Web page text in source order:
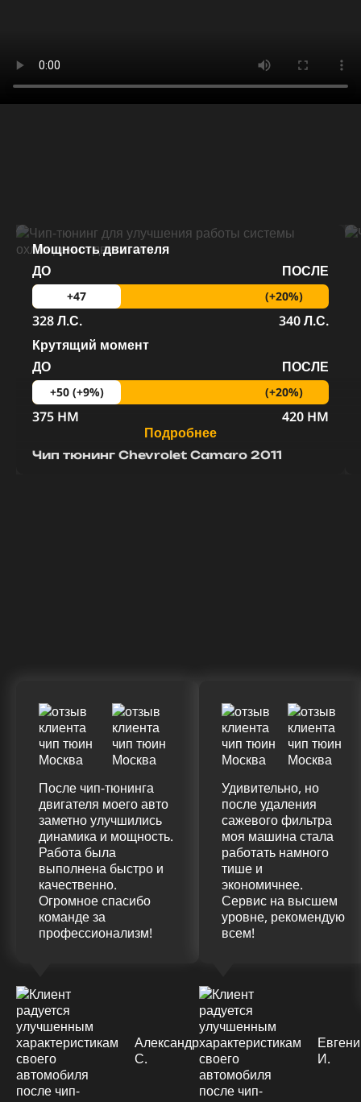
Чип тюнинг Chevrolet Camaro 2011
Мощность двигателя
ДО
ПОСЛЕ
+47 (+20%)
328 Л.С.
340 Л.С.
Крутящий момент
ДО
ПОСЛЕ
+50 (+9%) (+20%)
375 HM
420 HM
Подробнее
После чип-тюнинга
двигателя моего авто
заметно улучшились
динамика и мощность.
Работа была
выполнена быстро и
качественно.
Огромное спасибо
команде за
профессионализм!
Александр
С.
Удивительно, но
после удаления
сажевого фильтра
моя машина стала
работать намного
тише и
экономичнее.
Сервис на высшем
уровне, рекомендую
всем!
И.